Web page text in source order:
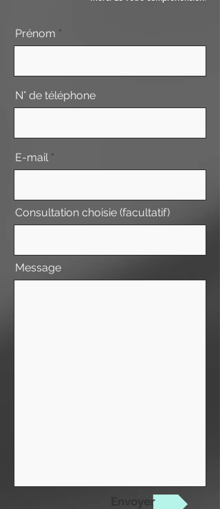
Prénom
N° de téléphone
E-mail
Consultation choisie (facultatif)
Message
Envoyer